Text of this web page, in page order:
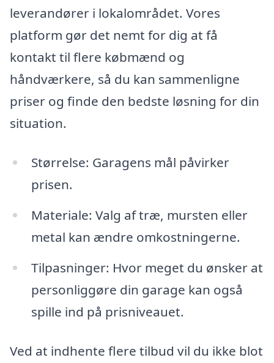
leverandører i lokalområdet. Vores
platform gør det nemt for dig at få
kontakt til flere købmænd og
håndværkere, så du kan sammenligne
priser og finde den bedste løsning for din
situation.
Størrelse: Garagens mål påvirker
prisen.
Materiale: Valg af træ, mursten eller
metal kan ændre omkostningerne.
Tilpasninger: Hvor meget du ønsker at
personliggøre din garage kan også
spille ind på prisniveauet.
Ved at indhente flere tilbud vil du ikke blot